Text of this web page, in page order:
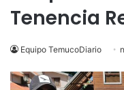
Tenencia
Equipo TemucoDiario